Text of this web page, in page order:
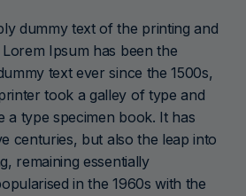
dummy text of the printing and
Ipsum has been the
text ever since the 1500s,
took a galley of type and
a type specimen book. It has
centuries, but also the leap into
remaining essentially
in the 1960s with the